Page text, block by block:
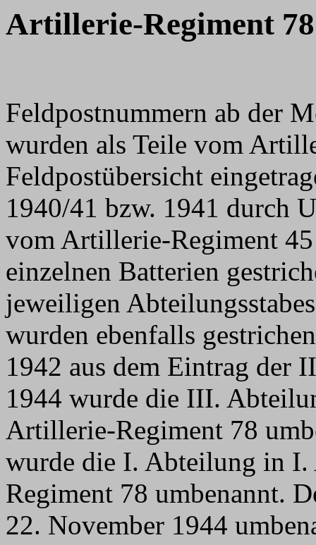
Artillerie-Regiment 78
Feldpostnummern ab der
wurden als Teile vom
Feldpostübersicht
1940/41 bzw. 1941 durch
vom Artillerie-Regiment
einzelnen Batterien
jeweiligen
wurden ebenfalls
1942 aus dem Eintrag der
1944 wurde die III.
Artillerie-Regiment 78
wurde die I. Abteilung in
Regiment 78 umbenannt.
22. November 1944